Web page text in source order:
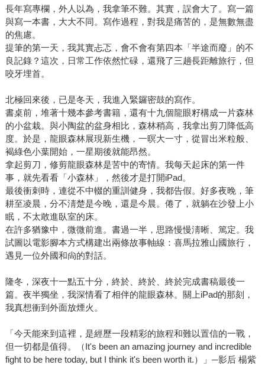
長年寫專欄，外人以為，我拿筆不難。其實，誤會大了。寫一篇
與寫一本書，大大不同。寫作過程，對我是痛苦的，是無數無盡
的焦慮。
提筆的第一天，我其實忐忑，會不會有第四本「半途而廢」的不
良記錄？這次，日常工作依然忙碌，還飛了三趟長距離旅行，但
咬牙埋首。
北極回來後，已是冬天，我進入緊鑼密鼓的寫作。
書桌前，堆著十幾本參考書籍，還有十九個龍眼籽構成一片森林
的小盆栽。與小陶盆的盆身相比，森林稍高，我拿出剪刀降低高
度。於是，龍眼森林展現新生機，一暝大一寸，從冒出米粒般、
褐綠色小葉開始，一星期後就能昂然。
拿起剪刀，修剪龍眼森林是苦中的寄情。我每天起床的第一件
事，就先看看「小森林」，然後才是打開iPad。
最後衝刺時，連從不中輟的重訓健身，我都告假。好多夜晚，筆
耕至凌晨，分不淸楚是今晚，還是今晨。倦了，就躺在沙發上小
眠，不太敢進臥室的床。
在許多猶豫中，微微前進。書過一半，思路慢慢淸晰、篤定。我
試圖以電影腳本方式構建出兩條故事軸線：喜馬拉雅山國旅行，
遇見一位外國和尙的對話。
隆冬，深夜十一點五十分，終於、終於、終於完成書稿最後一
篇。夜半獨坐，我深情看了相伴的龍眼森林。關上iPad的那刻，
我真想衝到外面放煙火。
「今天能來到這裡，是經歷一段精彩的旅程和難以置信的一戰，
但一切都是值得。（It's been an amazing journey and incredible
fight to be here today, but I think it's been worth it.）」─影后 楊紫